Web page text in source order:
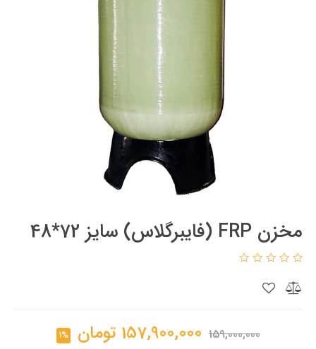
مخزن FRP (فایبرگلاس) سایز 72*48
159,000,000
157,900,000 تومان 1%